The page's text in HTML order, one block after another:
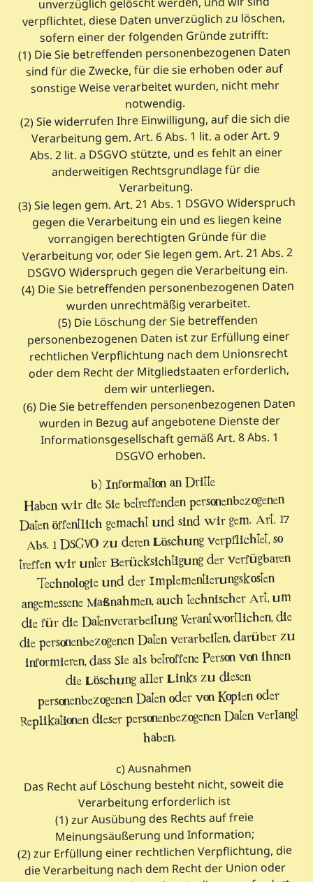
verpflichtet, diese Daten unverzüglich zu löschen,
sofern einer der folgenden Gründe zutrifft:
(1) Die Sie betreffenden personenbezogenen Daten
sind für die Zwecke, für die sie erhoben oder auf
sonstige Weise verarbeitet wurden, nicht mehr
notwendig.
(2) Sie widerrufen Ihre Einwilligung, auf die sich die
Verarbeitung gem. Art. 6 Abs. 1 lit. a oder Art. 9
Abs. 2 lit. a DSGVO stützte, und es fehlt an einer
anderweitigen Rechtsgrundlage für die
Verarbeitung.
(3) Sie legen gem. Art. 21 Abs. 1 DSGVO Widerspruch
gegen die Verarbeitung ein und es liegen keine
vorrangigen berechtigten Gründe für die
Verarbeitung vor, oder Sie legen gem. Art. 21 Abs. 2
DSGVO Widerspruch gegen die Verarbeitung ein.
(4) Die Sie betreffenden personenbezogenen Daten
wurden unrechtmäßig verarbeitet.
(5) Die Löschung der Sie betreffenden
personenbezogenen Daten ist zur Erfüllung einer
rechtlichen Verpflichtung nach dem Unionsrecht
oder dem Recht der Mitgliedstaaten erforderlich,
dem wir unterliegen.
(6) Die Sie betreffenden personenbezogenen Daten
wurden in Bezug auf angebotene Dienste der
Informationsgesellschaft gemäß Art. 8 Abs. 1
DSGVO erhoben.
b) Information an Dritte
Haben wir die Sie betreffenden personenbezogenen
Daten öffentlich gemacht und sind wir gem. Art. 17
Abs. 1 DSGVO zu deren Löschung verpflichtet, so
treffen wir unter Berücksichtigung der verfügbaren
Technologie und der Implementierungskosten
angemessene Maßnahmen, auch technischer Art, um
die für die Datenverarbeitung Verantwortlichen, die
die personenbezogenen Daten verarbeiten, darüber zu
informieren, dass Sie als betroffene Person von ihnen
die Löschung aller Links zu diesen
personenbezogenen Daten oder von Kopien oder
Replikationen dieser personenbezogenen Daten verlangt
haben.
c) Ausnahmen
Das Recht auf Löschung besteht nicht, soweit die
Verarbeitung erforderlich ist
(1) zur Ausübung des Rechts auf freie
Meinungsäußerung und Information;
(2) zur Erfüllung einer rechtlichen Verpflichtung, die
die Verarbeitung nach dem Recht der Union oder